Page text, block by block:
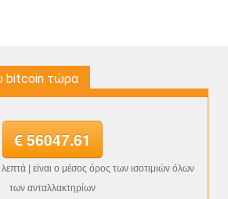
bitcoin τώρα
€ 56047.61
| είναι ο μέσος όρος των ισοτιμιών όλων
των ανταλλακτηρίων